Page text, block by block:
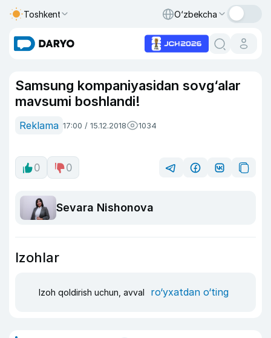
Toshkent O‘zbekcha
Samsung kompaniyasidan sovg‘alar
mavsumi boshlandi!
Reklama 17:00 / 15.12.2018 1034
0 0
Sevara Nishonova
Izohlar
Izoh qoldirish uchun, avval ro‘yxatdan o‘ting